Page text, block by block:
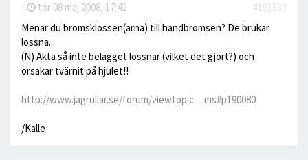
- tor 08 maj 2008, 17:42
#191533
Menar du bromsklossen(arna) till handbromsen? De brukar
lossna...
(N) Akta så inte belägget lossnar (vilket det gjort?) och
orsakar tvärnit på hjulet!!
http://www.jagrullar.se/forum/viewtopic ... ms#p190080
/Kalle